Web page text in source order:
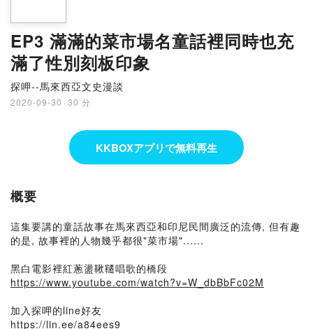
EP3 滿滿的菜市場名童話裡同時也充
滿了性別刻板印象
探呷--馬來西亞文史漫談
2020-09-30 · 30 分
KKBOXアプリで無料再生
概要
這集要講的童話故事在馬來西亞和印尼民間廣泛的流傳, 但有趣
的是, 故事裡的人物幾乎都很"菜市場"......
黑白電影裡紅蔥盪鞦韆唱歌的橋段
https://www.youtube.com/watch?v=W_dbBbFc02M
加入探呷的line好友
https://lin.ee/a84ees9